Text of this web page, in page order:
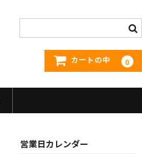
カートの中 0
営業日カレンダー